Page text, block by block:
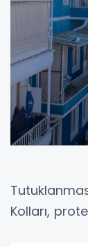
Kolları,